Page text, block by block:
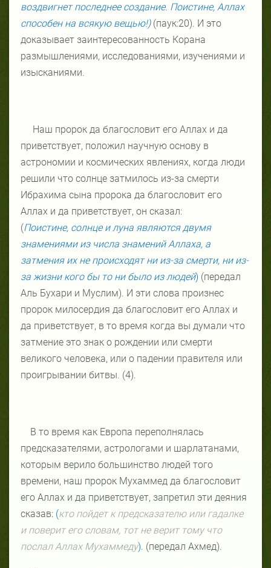
воздвигнет последнее создание. Поистине, Аллах
способен на всякую вещью!) (паук:20). И это
доказывает заинтересованность Корана
размышлениями, исследованиями, изучениями и
изысканиями.
Наш пророк да благословит его Аллах и да
приветствует, положил научную основу в
астрономии и космических явлениях, когда люди
решили что солнце затмилось из-за смерти
Ибрахима сына пророка да благословит его
Аллах и да приветствует, он сказал:
(Поистине, солнце и луна являются двумя
знамениями из числа знамений Аллаха, а
затмения их не происходят ни из-за смерти, ни из-
за жизни кого бы то ни было из людей) (передал
Аль Бухари и Муслим). И эти слова произнес
пророк милосердия да благословит его Аллах и
да приветствует, в то время когда вы думали что
затмение это знак о рождении или смерти
великого человека, или о падении правителя или
проигрывании битвы. (4).
В то время как Европа переполнялась
предсказателями, астрологами и шарлатанами,
которым верило большинство людей того
времени, наш пророк Мухаммед да благословит
его Аллах и да приветствует, запретил эти деяния
сказав: (кто пойдет к предсказателю или гадалке
и поверит его словам, тот не верит тому что
послал Аллах Мухаммеду). (передал Ахмед).